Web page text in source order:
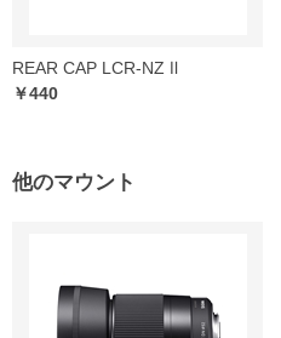
REAR CAP LCR-NZ Ⅱ
￥440
他のマウント